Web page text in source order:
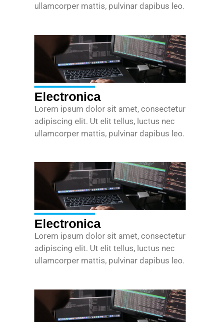
ullamcorper mattis, pulvinar dapibus leo.
Electronica
Lorem ipsum dolor sit amet, consectetur
adipiscing elit. Ut elit tellus, luctus nec
ullamcorper mattis, pulvinar dapibus leo.
Electronica
Lorem ipsum dolor sit amet, consectetur
adipiscing elit. Ut elit tellus, luctus nec
ullamcorper mattis, pulvinar dapibus leo.